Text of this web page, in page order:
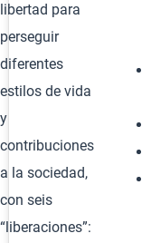
libertad para
perseguir
diferentes
estilos de vida
y
contribuciones
a la sociedad,
con seis
“liberaciones”: